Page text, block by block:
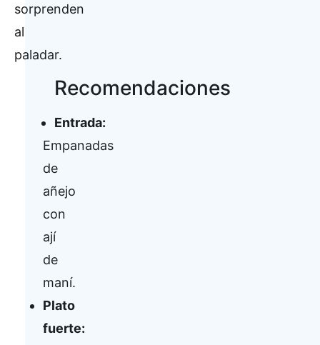
sorprenden
al
paladar.
Recomendaciones
Entrada:
Empanadas
de
añejo
con
ají
de
maní.
Plato
fuerte: